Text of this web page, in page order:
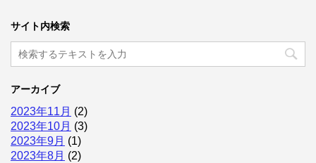
サイト内検索
アーカイブ
2023年11月 (2)
2023年10月 (3)
2023年9月 (1)
2023年8月 (2)